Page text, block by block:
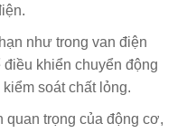
như trong van điện
khiển chuyển động
soát chất lỏng.
trọng của động cơ,